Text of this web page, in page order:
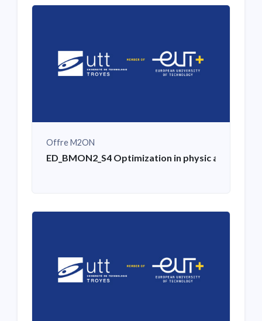
Offre M2ON
ED_BMON2_S4 Optimization in physic and